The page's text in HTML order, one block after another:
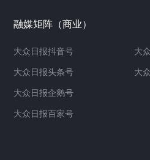
融媒矩阵（商业）
大众日报抖音号
大众日报头条号
大众日报企鹅号
大众日报百家号
大
大